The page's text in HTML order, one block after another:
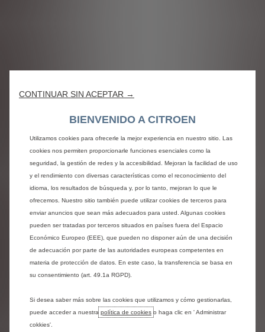
Opciones de pago
Características exclusivas
Dimensiones del C3
Conoce más de la familia
CONTINUAR SIN ACEPTAR →
BIENVENIDO A CITROEN
Utilizamos cookies para ofrecerle la mejor experiencia en nuestro sitio. Las
cookies nos permiten proporcionarle funciones esenciales como la
seguridad, la gestión de redes y la accesibilidad. Mejoran la facilidad de uso
y el rendimiento con diversas características como el reconocimiento del
idioma, los resultados de búsqueda y, por lo tanto, mejoran lo que le
ofrecemos. Nuestro sitio también puede utilizar cookies de terceros para
enviar anuncios que sean más adecuados para usted. Algunas cookies
pueden ser tratadas por terceros situados en países fuera del Espacio
Económico Europeo (EEE), que pueden no disponer aún de una decisión
de adecuación por parte de las autoridades europeas competentes en
materia de protección de datos. En este caso, la transferencia se basa en
su consentimiento (art. 49.1a RGPD).
Si desea saber más sobre las cookies que utilizamos y cómo gestionarlas,
puede acceder a nuestra política de cookies o haga clic en ' Administrar
cokkies'.